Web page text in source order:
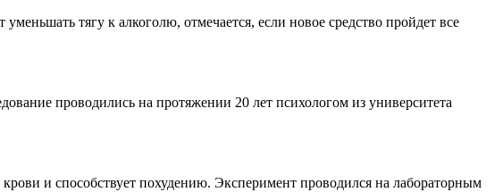
тягу к алкоголю, отмечается, если новое средство пройдет все
проводились на протяжении 20 лет психологом из университета
и способствует похудению. Эксперимент проводился на лабораторным